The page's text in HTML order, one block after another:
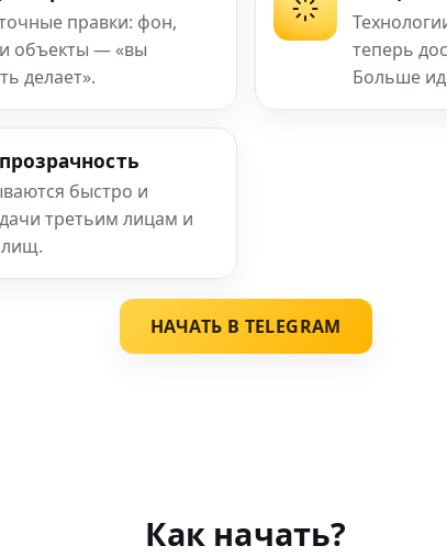
правки: фон,
объекты — «вы
делает».
теперь
Больше
быстро и
третьим лицам и
НАЧАТЬ В TELEGRAM
Как начать?